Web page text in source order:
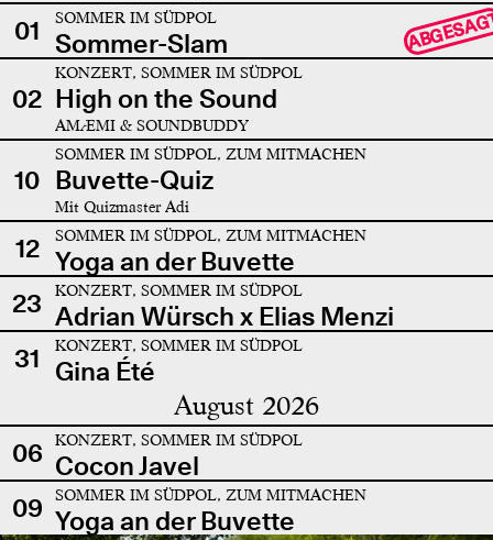
01 SOMMER IM SÜDPOL
Sommer-Slam
02
KONZERT, SOMMER IM SÜDPOL
High on the Sound
AMÆMI & SOUNDBUDDY
10
SOMMER IM SÜDPOL, ZUM MITMACHEN
Buvette-Quiz
Mit Quizmaster Adi
12 SOMMER IM SÜDPOL, ZUM MITMACHEN
Yoga an der Buvette
23
KONZERT, SOMMER IM SÜDPOL
Adrian Würsch x Elias Menzi
31
KONZERT, SOMMER IM SÜDPOL
Gina Été
August 2026
06 KONZERT, SOMMER IM SÜDPOL
Cocon Javel
09
SOMMER IM SÜDPOL, ZUM MITMACHEN
Yoga an der Buvette